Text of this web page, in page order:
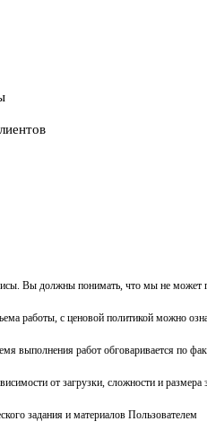
Вы должны понимать, что мы не может
работы, с ценовой политикой можно
выполнения работ обговаривается по
от загрузки, сложности и размера
задания и материалов Пользователем